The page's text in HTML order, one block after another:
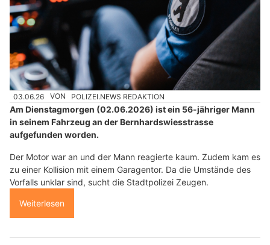
03.06.26 VON POLIZEI.NEWS REDAKTION
Am Dienstagmorgen (02.06.2026) ist ein 56-jähriger Mann
in seinem Fahrzeug an der Bernhardswiesstrasse
aufgefunden worden.
Der Motor war an und der Mann reagierte kaum. Zudem kam es
zu einer Kollision mit einem Garagentor. Da die Umstände des
Vorfalls unklar sind, sucht die Stadtpolizei Zeugen.
Weiterlesen